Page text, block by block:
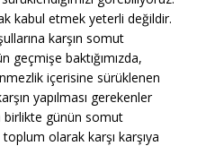
kabul etmek yeterli değildir.
karşın somut
geçmişe baktığımızda,
içerisine sürüklenen
yapılması gerekenler
birlikte günün somut
olarak karşı karşıya